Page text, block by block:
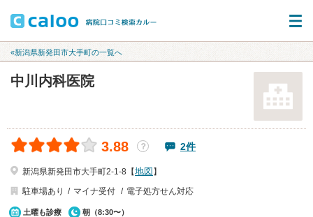
«新潟県新発田市大手町の一覧へ
中川内科医院
3.88 ？ 2件
新潟県新発田市大手町2-1-8【地図 】
駐車場あり
マイナ受付 電子処方せん対応
土曜も診療 朝（8:30〜）